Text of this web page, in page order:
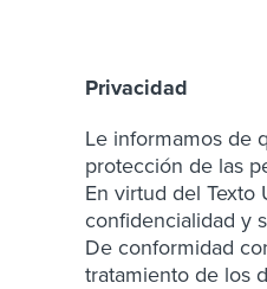
Privacidad
Le informamos de
protección de las
En virtud del
confidencialidad y
De conformidad
tratamiento de los